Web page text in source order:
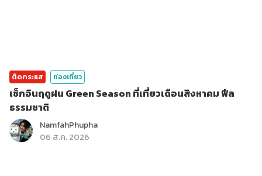
ติดกระแส ท่องเที่ยว
เช็กอินฤดูฝน Green Season ที่เที่ยวเดือนสิงหาคม ฟีล
ธรรมชาติ
NamfahPhupha
06 ส.ค. 2026